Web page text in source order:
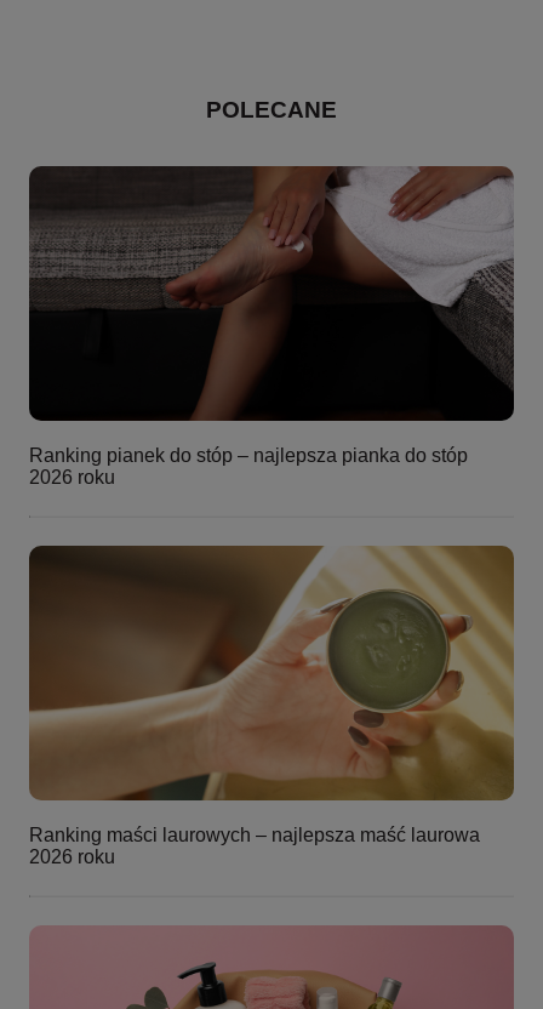
POLECANE
Ranking pianek do stóp – najlepsza pianka do stóp
2026 roku
Ranking maści laurowych – najlepsza maść laurowa
2026 roku